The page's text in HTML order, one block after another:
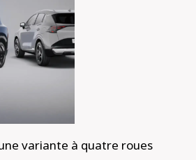
variante à quatre roues